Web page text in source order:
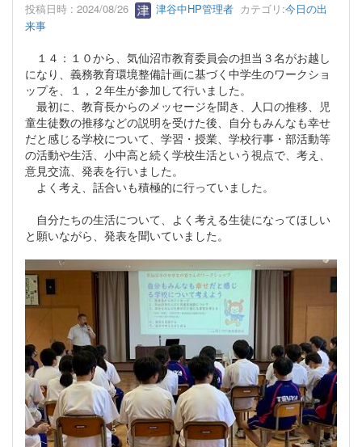
投稿日時 : 2024/08/26 津谷中HP管理者 カテゴリ:今日の出
来事
１４：１０から、気仙沼市教育委員会の担当３名がお越し
になり、義務教育環境整備計画に基づく中学生のワークショ
ップを、１，２年生が参加して行いました。
最初に、教育長からのメッセージを聞き、人口の推移、児
童生徒数の推移などの説明を受けた後、自分もみんなも幸せ
だと感じる学校について、学習・授業、学校行事・部活動等
の活動や生活、小中高と続く学校生活という視点で、考え、
意見交流、発表を行いました。
よく考え、話合いも積極的に行っていました。
自分たちの生活について、よく考える生徒になってほしい
と願いながら、発表を聞いていました。